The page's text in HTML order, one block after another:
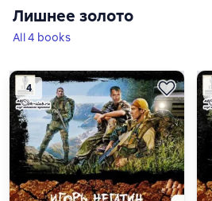
Лишнее золото
All 4 books
4